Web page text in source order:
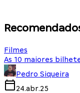
Filmes
As 10 maiores
Pedro Siqueira
24.abr.25